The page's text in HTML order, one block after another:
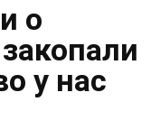
о
у нас